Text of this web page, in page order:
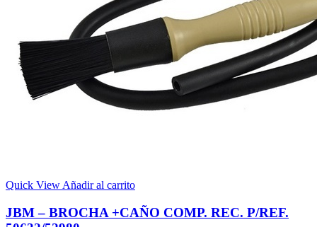
Quick View Añadir al carrito
JBM – BROCHA +CAÑO COMP. REC. P/REF.